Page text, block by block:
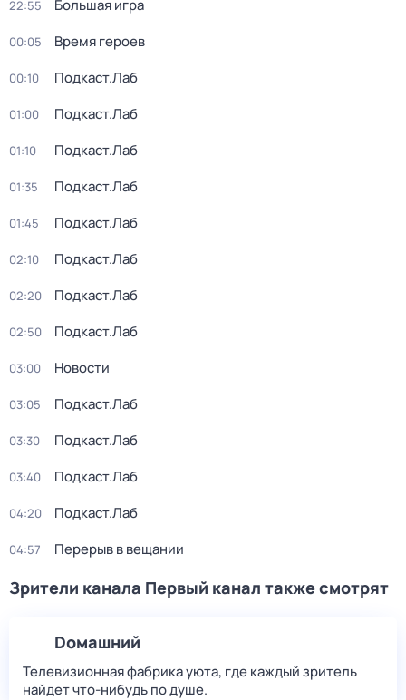
22:55 Большая игра
00:05 Время героев
00:10 Подкаст.Лаб
01:00 Подкаст.Лаб
01:10 Подкаст.Лаб
01:35 Подкаст.Лаб
01:45 Подкаст.Лаб
02:10 Подкаст.Лаб
02:20 Подкаст.Лаб
02:50 Подкаст.Лаб
03:00 Новости
03:05 Подкаст.Лаб
03:30 Подкаст.Лаб
03:40 Подкаст.Лаб
04:20 Подкаст.Лаб
04:57 Перерыв в вещании
Зрители канала Первый канал также смотрят
Dомашний
Телевизионная фабрика уюта, где каждый зритель
найдет что‑нибудь по душе.